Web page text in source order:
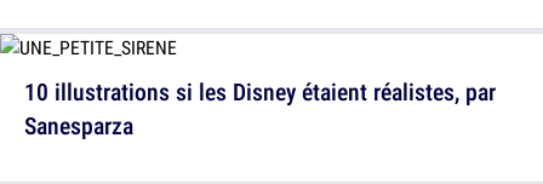
10 illustrations si les Disney étaient réalistes, par
Sanesparza